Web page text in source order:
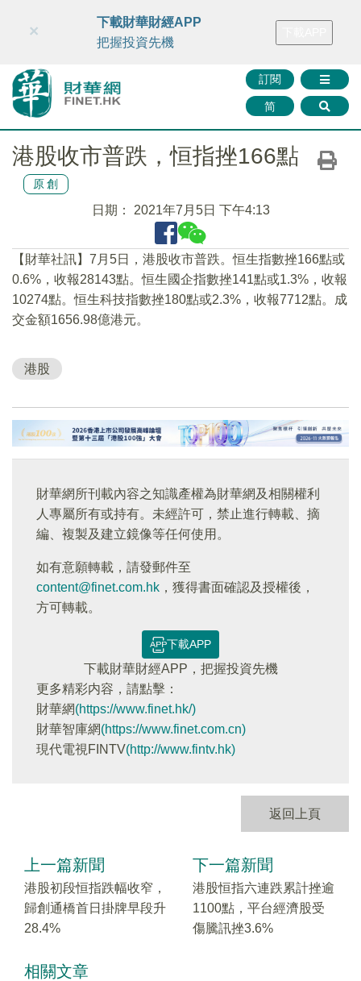
財華智庫網 FINTV FINMETA 財華證券 媒體矩陣
訂閱
简
×
下載財華財經APP
把握投資先機
港股收市普跌，恒指挫166點
原創
日期： 2021年7月5日 下午4:13
【財華社訊】7月5日，港股收市普跌。恒生指數挫166點或
0.6%，收報28143點。恒生國企指數挫141點或1.3%，收報
10274點。恒生科技指數挫180點或2.3%，收報7712點。成
交金額1656.98億港元。
港股
財華網所刊載內容之知識產權為財華網及相關權利
人專屬所有或持有。未經許可，禁止進行轉載、摘
編、複製及建立鏡像等任何使用。
如有意願轉載，請發郵件至
content@finet.com.hk ，獲得書面確認及授權後，
方可轉載。
下載APP
下載財華財經APP，把握投資先機
更多精彩内容，請點擊：
財華網(https://www.finet.hk/)
財華智庫網(https://www.finet.com.cn)
現代電視FINTV(http://www.fintv.hk)
返回上頁
上一篇新聞
港股初段恒指跌幅收窄，
歸創通橋首日掛牌早段升
28.4%
下一篇新聞
港股恒指六連跌累計挫逾
1100點，平台經濟股受
傷騰訊挫3.6%
相關文章